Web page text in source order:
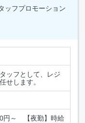
ッフプロモーション
ッフとして、レジ
せします。
円～ 【夜勤】時給